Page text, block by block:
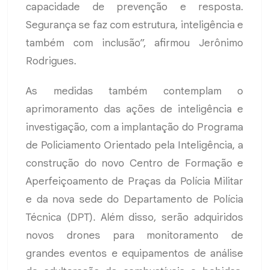
capacidade de prevenção e resposta.
Segurança se faz com estrutura, inteligência e
também com inclusão”, afirmou Jerônimo
Rodrigues.
As medidas também contemplam o
aprimoramento das ações de inteligência e
investigação, com a implantação do Programa
de Policiamento Orientado pela Inteligência, a
construção do novo Centro de Formação e
Aperfeiçoamento de Praças da Polícia Militar
e da nova sede do Departamento de Polícia
Técnica (DPT). Além disso, serão adquiridos
novos drones para monitoramento de
grandes eventos e equipamentos de análise